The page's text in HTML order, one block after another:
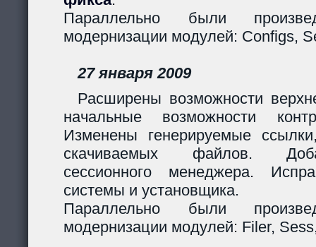
Параллельно были
модернизации модулей: Configs,
27 января 2009
Расширены возможности
начальные возможности
Изменены генерируемые
скачиваемых файлов.
сессионного менеджера.
системы и установщика.
Параллельно были
модернизации модулей: Filer,